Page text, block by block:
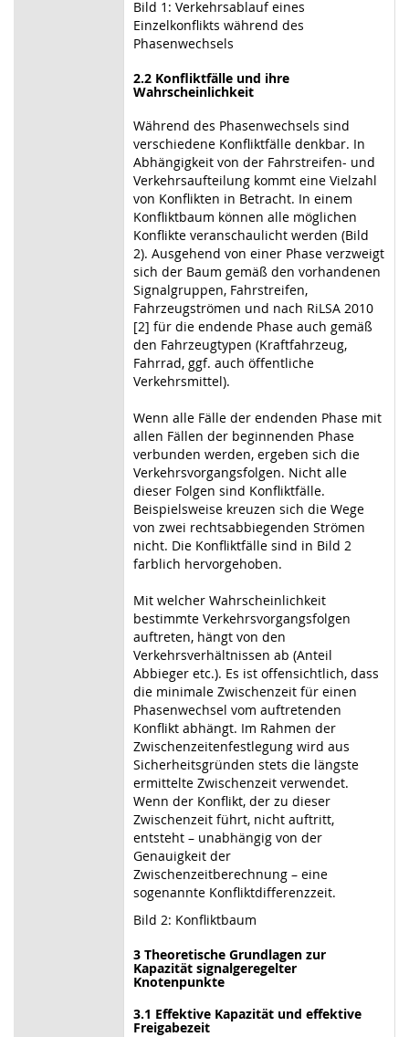
Bild 1: Verkehrsablauf eines
Einzelkonflikts während des
Phasenwechsels
2.2 Konfliktfälle und ihre
Wahrscheinlichkeit
Während des Phasenwechsels sind
verschiedene Konfliktfälle denkbar. In
Abhängigkeit von der Fahrstreifen- und
Verkehrsaufteilung kommt eine Vielzahl
von Konflikten in Betracht. In einem
Konfliktbaum können alle möglichen
Konflikte veranschaulicht werden (Bild
2). Ausgehend von einer Phase verzweigt
sich der Baum gemäß den vorhandenen
Signalgruppen, Fahrstreifen,
Fahrzeugströmen und nach RiLSA 2010
[2] für die endende Phase auch gemäß
den Fahrzeugtypen (Kraftfahrzeug,
Fahrrad, ggf. auch öffentliche
Verkehrsmittel).
Wenn alle Fälle der endenden Phase mit
allen Fällen der beginnenden Phase
verbunden werden, ergeben sich die
Verkehrsvorgangsfolgen. Nicht alle
dieser Folgen sind Konfliktfälle.
Beispielsweise kreuzen sich die Wege
von zwei rechtsabbiegenden Strömen
nicht. Die Konfliktfälle sind in Bild 2
farblich hervorgehoben.
Mit welcher Wahrscheinlichkeit
bestimmte Verkehrsvorgangsfolgen
auftreten, hängt von den
Verkehrsverhältnissen ab (Anteil
Abbieger etc.). Es ist offensichtlich, dass
die minimale Zwischenzeit für einen
Phasenwechsel vom auftretenden
Konflikt abhängt. Im Rahmen der
Zwischenzeitenfestlegung wird aus
Sicherheitsgründen stets die längste
ermittelte Zwischenzeit verwendet.
Wenn der Konflikt, der zu dieser
Zwischenzeit führt, nicht auftritt,
entsteht – unabhängig von der
Genauigkeit der
Zwischenzeitberechnung – eine
sogenannte Konfliktdifferenzzeit.
Bild 2: Konfliktbaum
3 Theoretische Grundlagen zur
Kapazität signalgeregelter
Knotenpunkte
3.1 Effektive Kapazität und effektive
Freigabezeit